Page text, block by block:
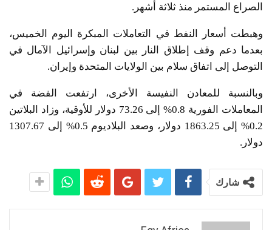
الصراع المستمر منذ ثلاثة أشهر.
وهبطت أسعار النفط في التعاملات المبكرة اليوم الخميس،
بعدما دعم وقف إطلاق النار بين لبنان وإسرائيل الآمال في
التوصل إلى اتفاق سلام بين الولايات المتحدة وإيران.
وبالنسبة للمعادن النفيسة الأخرى، ارتفعت الفضة في
المعاملات الفورية 0.8% إلى 73.26 دولار للأوقية، وزاد البلاتين
0.2% إلى 1863.25 دولار، وصعد البلاديوم 0.5% إلى 1307.67
دولار.
شارك